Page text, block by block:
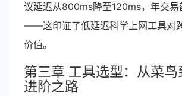
议延迟从800ms降至120ms，年交易
——这印证了低延迟科学上网工具对
价值。
第三章 工具选型：从菜鸟
进阶之路